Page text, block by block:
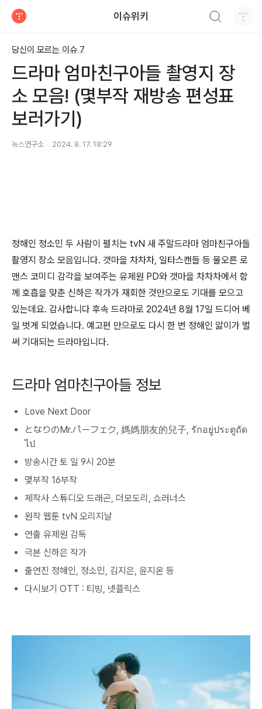
이슈위키
당신이 모르는 이슈 7
드라마 엄마친구아들 촬영지 장
소 모음! (몇부작 재방송 편성표
보러가기)
뉴스연구소 2024. 8. 17. 18:29
정해인 정소민 두 사람이 펼치는 tvN 새 주말드라마 엄마친구아들
촬영지 장소 모음입니다. 갯마을 차차차, 일타스캔들 등 물오른 로
맨스 코미디 감각을 보여주는 유제원 PD와 갯마을 차차차에서 함
께 호흡을 맞춘 신하은 작가가 재회한 것만으로도 기대를 모으고
있는데요. 감사합니다 후속 드라마로 2024년 8월 17일 드디어 베
일 벗게 되었습니다. 예고편 만으로도 다시 한 번 정해인 앓이가 벌
써 기대되는 드라마입니다.
드라마 엄마친구아들 정보
Love Next Door
となりのMr.パーフェク, 媽媽朋友的兒子, รักอยู่ประตูถัด
ไป
방송시간 토 일 9시 20분
몇부작 16부작
제작사 스튜디오 드래곤, 더모도리, 쇼러너스
원작 웹툰 tvN 오리지날
연출 유제원 감독
극본 신하은 작가
출연진 정해인, 정소민, 김지은, 윤지온 등
다시보기 OTT : 티빙, 넷플릭스